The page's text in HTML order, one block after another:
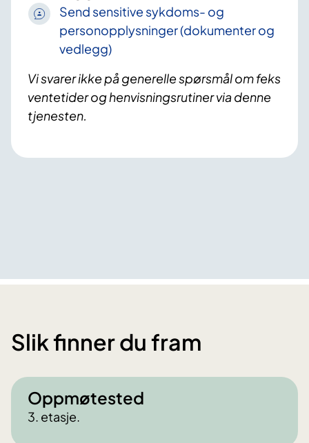
Send sensitive sykdoms- og
personopplysninger (dokumenter og
vedlegg)
Vi svarer ikke på generelle spørsmål om feks
ventetider og henvisningsrutiner via denne
tjenesten.
Slik finner du fram
Oppmøtested
3. etasje.